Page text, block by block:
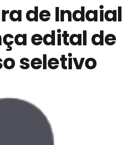
de Indaial
edital de
seletivo